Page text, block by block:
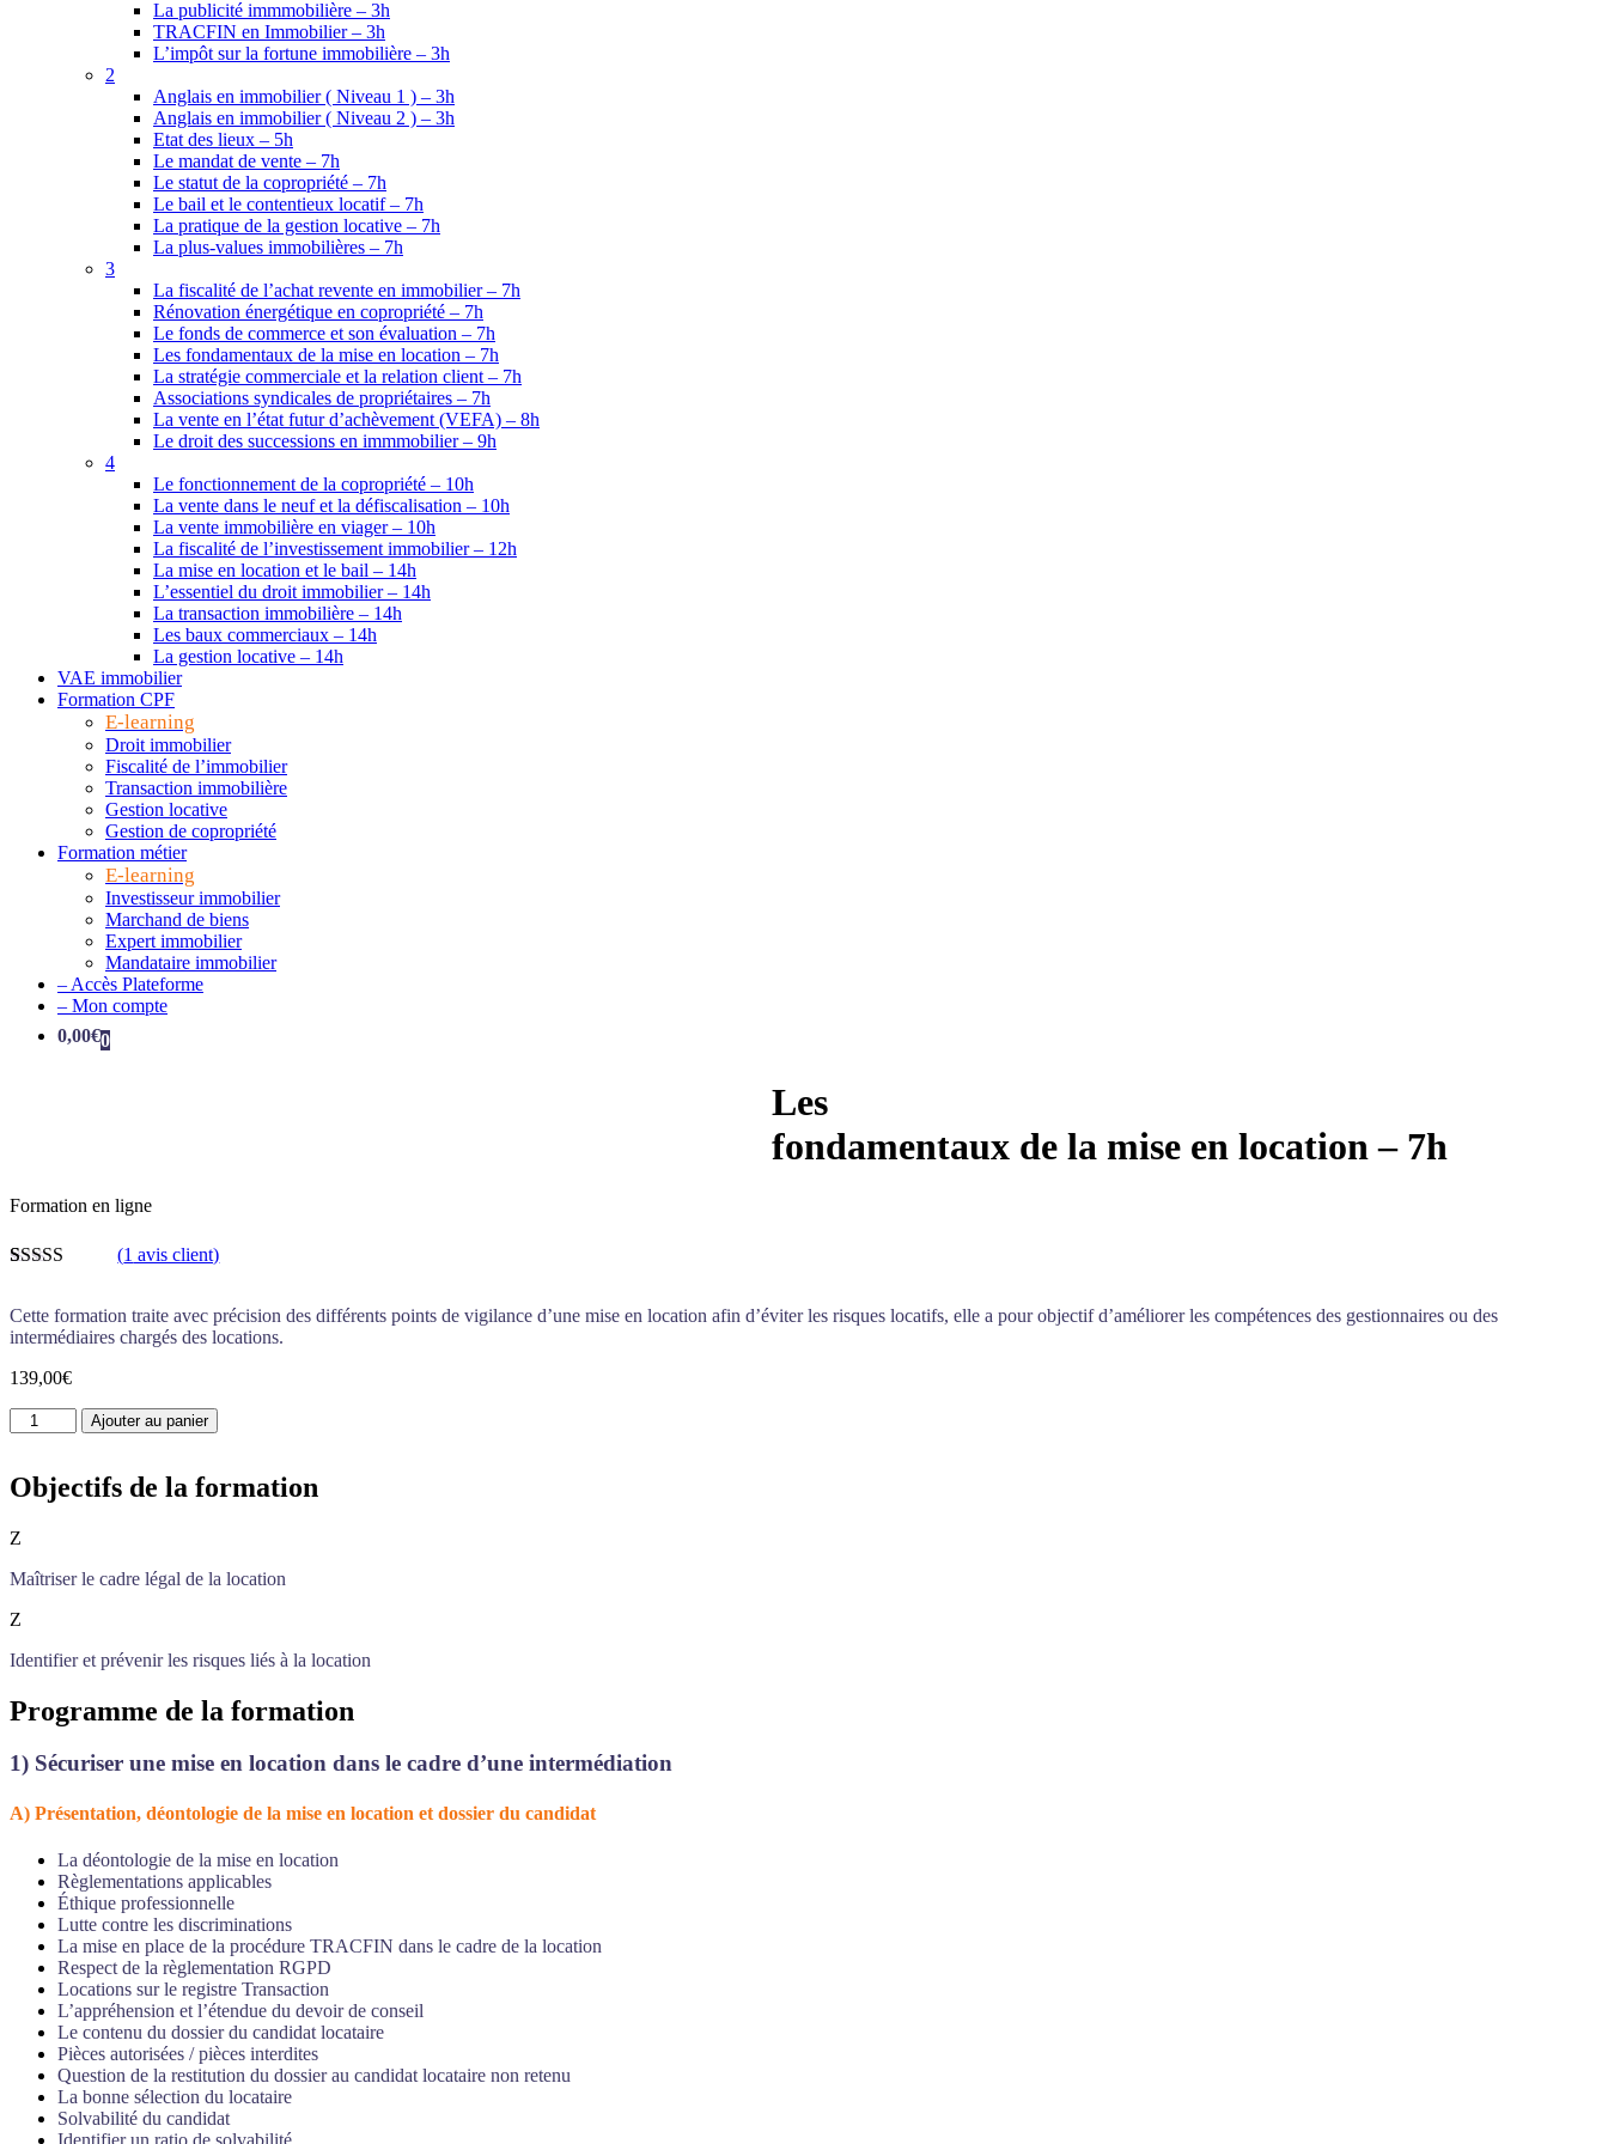
La publicité immmobilière – 3h
TRACFIN en Immobilier – 3h
L’impôt sur la fortune immobilière – 3h
2
Anglais en immobilier ( Niveau 1 ) – 3h
Anglais en immobilier ( Niveau 2 ) – 3h
Etat des lieux – 5h
Le mandat de vente – 7h
Le statut de la copropriété – 7h
Le bail et le contentieux locatif – 7h
La pratique de la gestion locative – 7h
La plus-values immobilières – 7h
3
La fiscalité de l’achat revente en immobilier – 7h
Rénovation énergétique en copropriété – 7h
Le fonds de commerce et son évaluation – 7h
Les fondamentaux de la mise en location – 7h
La stratégie commerciale et la relation client – 7h
Associations syndicales de propriétaires – 7h
La vente en l’état futur d’achèvement (VEFA) – 8h
Le droit des successions en immmobilier – 9h
4
Le fonctionnement de la copropriété – 10h
La vente dans le neuf et la défiscalisation – 10h
La vente immobilière en viager – 10h
La fiscalité de l’investissement immobilier – 12h
La mise en location et le bail – 14h
L’essentiel du droit immobilier – 14h
La transaction immobilière – 14h
Les baux commerciaux – 14h
La gestion locative – 14h
VAE immobilier
Formation CPF
E-learning
Droit immobilier
Fiscalité de l’immobilier
Transaction immobilière
Gestion locative
Gestion de copropriété
Formation métier
E-learning
Investisseur immobilier
Marchand de biens
Expert immobilier
Mandataire immobilier
– Accès Plateforme
– Mon compte
0,00€0
Les
fondamentaux de la mise en location – 7h
Formation en ligne
sur
notation
(1 avis client)
Cette formation traite avec précision des différents points de vigilance d’une mise en location afin d’éviter les risques locatifs, elle a pour objectif d’améliorer les compétences des gestionnaires ou des
intermédiaires chargés des locations.
139,00€
quantité
de
fondamentaux
mise
en
location
-
Ajouter au panier
Objectifs de la formation
Z
Maîtriser le cadre légal de la location
Z
Identifier et prévenir les risques liés à la location
Programme de la formation
1) Sécuriser une mise en location dans le cadre d’une intermédiation
A) Présentation, déontologie de la mise en location et dossier du candidat
La déontologie de la mise en location
Règlementations applicables
Éthique professionnelle
Lutte contre les discriminations
La mise en place de la procédure TRACFIN dans le cadre de la location
Respect de la règlementation RGPD
Locations sur le registre Transaction
L’appréhension et l’étendue du devoir de conseil
Le contenu du dossier du candidat locataire
Pièces autorisées / pièces interdites
Question de la restitution du dossier au candidat locataire non retenu
La bonne sélection du locataire
Solvabilité du candidat
Identifier un ratio de solvabilité